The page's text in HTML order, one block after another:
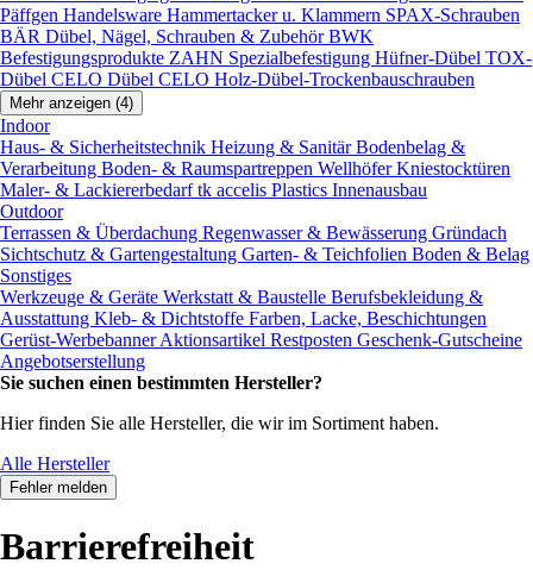
Päffgen Handelsware Hammertacker u. Klammern SPAX-Schrauben
BÄR Dübel, Nägel, Schrauben & ZubehörBWK
Befestigungsprodukte ZAHN Spezialbefestigung Hüfner-Dübel TOX-
Dübel CELO Dübel CELO Holz-Dübel-Trockenbauschrauben
Mehr anzeigen (4)
Indoor
Haus- & Sicherheitstechnik Heizung & SanitärBodenbelag &
Verarbeitung Boden- & Raumspartreppen Wellhöfer Kniestocktüren
Maler- & Lackiererbedarftk accelis Plastics Innenausbau
Outdoor
Terrassen & Überdachung Regenwasser & Bewässerung Gründach
Sichtschutz & Gartengestaltung Garten- & Teichfolien Boden & Belag
Sonstiges
Werkzeuge & Geräte Werkstatt & Baustelle Berufsbekleidung &
Ausstattung Kleb- & Dichtstoffe Farben, Lacke, Beschichtungen
Gerüst-WerbebannerAktionsartikel Restposten Geschenk-Gutscheine
Angebotserstellung
Sie suchen einen bestimmten Hersteller?
Hier finden Sie alle Hersteller, die wir im Sortiment haben.
Alle Hersteller
Fehler melden
Barrierefreiheit